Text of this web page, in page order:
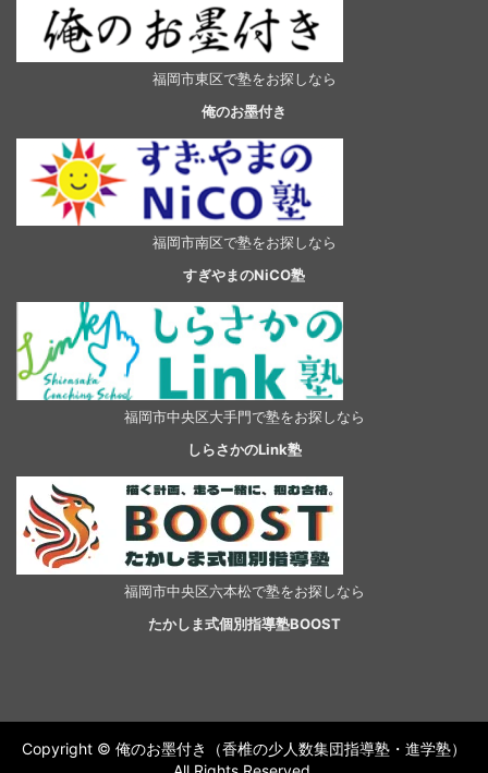
福岡市東区で塾をお探しなら
俺のお墨付き
福岡市南区で塾をお探しなら
すぎやまのNiCO塾
福岡市中央区大手門で塾をお探しなら
しらさかのLink塾
福岡市中央区六本松で塾をお探しなら
たかしま式個別指導塾BOOST
Copyright © 俺のお墨付き（香椎の少人数集団指導塾・進学塾）